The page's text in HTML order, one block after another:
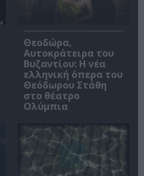
Θεοδώρα,
Αυτοκράτειρα του
Βυζαντίου: Η νέα
ελληνική όπερα του
Θεόδωρου Στάθη
στο θέατρο
Ολύμπια